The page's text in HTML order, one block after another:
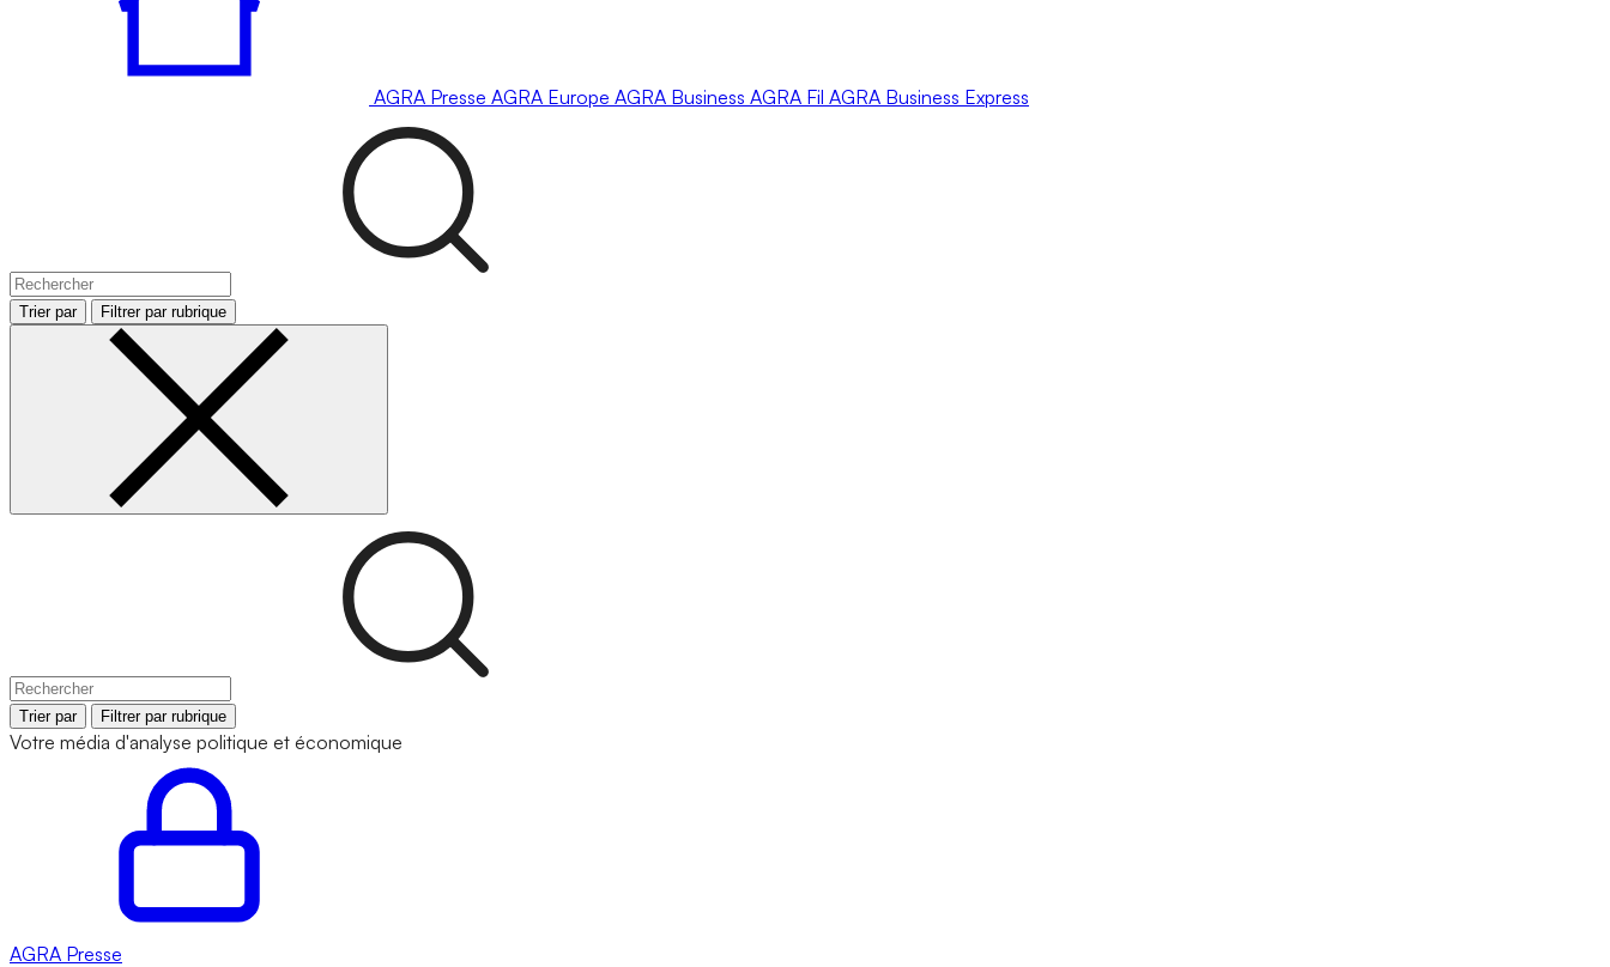
AGRA Presse AGRA Europe AGRA Business AGRA Fil AGRA Business Express
Trier par Filtrer par rubrique
Trier par Filtrer par rubrique
Votre média d'analyse politique et économique
AGRA Presse